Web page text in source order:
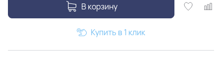
В корзину
Купить в 1 клик